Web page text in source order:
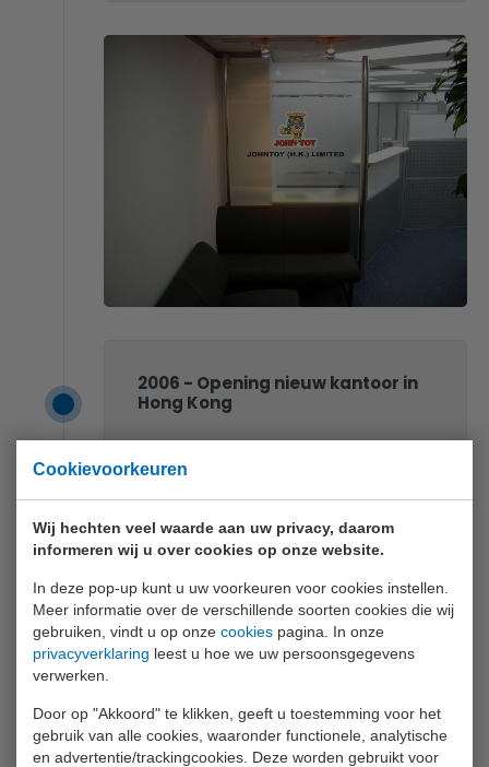
Cookievoorkeuren
Wij hechten veel waarde aan uw privacy, daarom
informeren wij u over cookies op onze website.
In deze pop-up kunt u uw voorkeuren voor cookies instellen.
Meer informatie over de verschillende soorten cookies die wij
gebruiken, vindt u op onze cookies pagina. In onze
privacyverklaring leest u hoe we uw persoonsgegevens
verwerken.
Door op "Akkoord" te klikken, geeft u toestemming voor het
gebruik van alle cookies, waaronder functionele, analytische
en advertentie/trackingcookies. Deze worden gebruikt voor
2006 - Opening nieuw kantoor in
Hong Kong
Kong te klein geworden. Er wordt
gezocht naar een nieuwe locatie in
Hong Kong. Op deze locatie wordt een
klein kantoor plus een showroom
gevestigd. John is regelmatig te
vinden in het verre oosten en
presenteert vervolgens met trots zijn
nieuwe aankopen aan de klanten. De
een top artikel!”, zullen veel mensen
hem nóg horen zeggen.